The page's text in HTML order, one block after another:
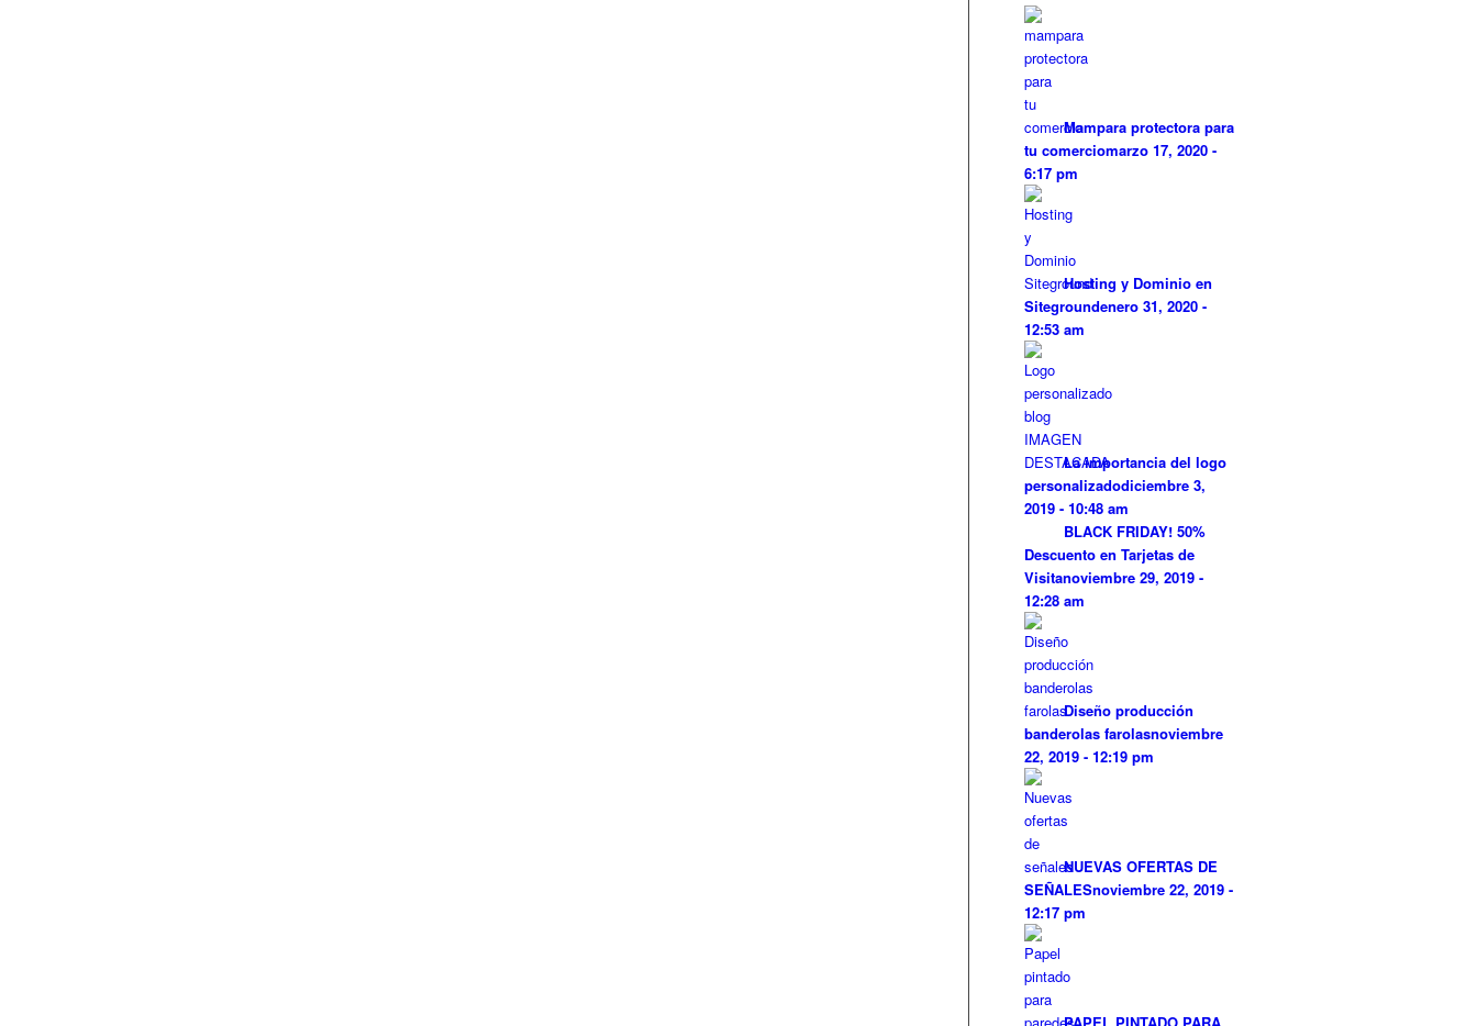
Mampara protectora para
tu comerciomarzo 17, 2020 -
6:17 pm
Hosting y Dominio en
Sitegroundenero 31, 2020 -
12:53 am
La importancia del logo
personalizadodiciembre 3,
2019 - 10:48 am
BLACK FRIDAY! 50%
Descuento en Tarjetas de
Visitanoviembre 29, 2019 -
12:28 am
Diseño producción
banderolas farolasnoviembre
22, 2019 - 12:19 pm
NUEVAS OFERTAS DE
SEÑALESnoviembre 22, 2019 -
12:17 pm